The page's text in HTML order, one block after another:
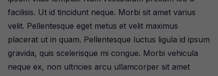
facilisis. Ut id tincidunt neque. Morbi sit amet varius
velit. Pellentesque eget metus et velit maximus
placerat ut in quam. Pellentesque luctus ligula id ipsum
gravida, quis scelerisque mi congue. Morbi vehicula
neque ex, non ultricies arcu ullamcorper sit amet